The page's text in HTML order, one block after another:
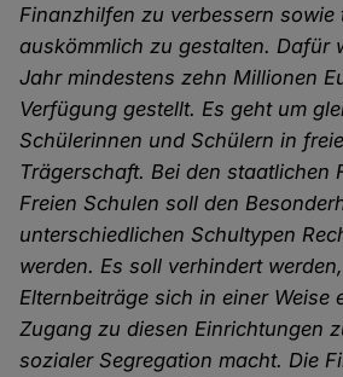
Finanzhilfen zu verbessern
auskömmlich zu gestal­ten. Dafür
Jahr mindestens zehn Millionen
Verfügung ge­stellt. Es geht um
Schülerinnen und Schülern in
Trägerschaft. Bei den staatlichen
Freien Schulen soll den
unterschiedlichen Schultypen
werden. Es soll verhindert
Elternbeiträge sich in einer Weise
Zu­gang zu diesen Einrichtungen
sozialer Segregation macht. Die